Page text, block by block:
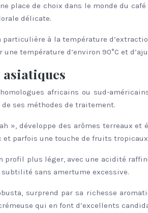
place de choix dans le monde du
délicate.
à la température
température d’environ 90°C et
asiatiques
africains ou sud-
ses méthodes de traitement.
», développe des arômes terreaux
et parfois une touche de fruits
plus léger, avec une acidité
subtilité sans amertume excessive.
surprend par sa richesse
qui en font d’excellents